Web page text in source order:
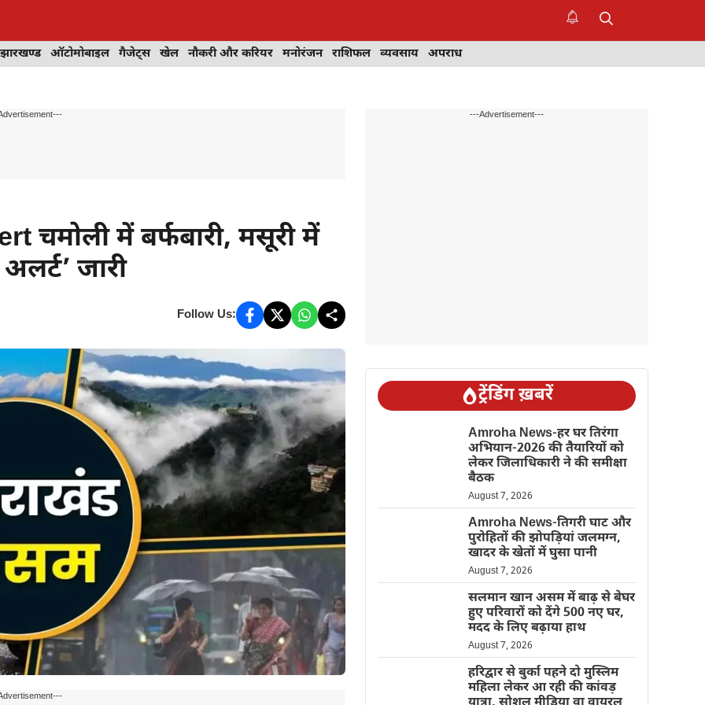
झारखण्ड ऑटोमोबाइल गैजेट्स खेल नौकरी और करियर मनोरंजन राशिफल व्यवसाय अपराध
चमोली में बर्फबारी, मसूरी में
जारी
Follow Us:
---Advertisement---
ट्रेंडिंग ख़बरें
Amroha News-हर घर तिरंगा
अभियान-2026 की तैयारियों को
लेकर जिलाधिकारी ने की समीक्षा
बैठक
August 7, 2026
Amroha News-तिगरी घाट और
पुरोहितों की झोपड़ियां जलमग्न,
खादर के खेतों में घुसा पानी
August 7, 2026
सलमान खान असम में बाढ़ से बेघर
हुए परिवारों को देंगे 500 नए घर,
मदद के लिए बढ़ाया हाथ
August 7, 2026
हरिद्वार से बुर्का पहने दो मुस्लिम
महिला लेकर आ रही की कांवड़